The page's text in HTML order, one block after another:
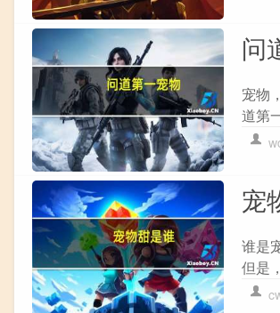
问
宠物
道第
宠
谁是
但是